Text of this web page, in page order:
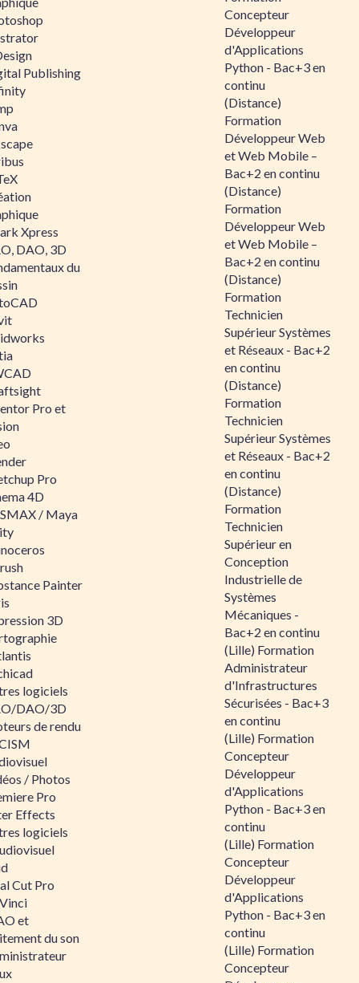
Publishing
Xpress
DAO, 3D
du
Pro et
Pro
4D
/ Maya
Painter
3D
logiciels
DAO/3D
de rendu
/ Photos
Pro
Effects
logiciels
Cut Pro
et
du son
Concepteur
Développeur
d'Applications
Python - Bac+3 en
continu
(Distance)
Formation
Développeur Web
et Web Mobile –
Bac+2 en continu
(Distance)
Formation
Développeur Web
et Web Mobile –
Bac+2 en continu
(Distance)
Formation
Technicien
Supérieur Systèmes
et Réseaux - Bac+2
en continu
(Distance)
Formation
Technicien
Supérieur Systèmes
et Réseaux - Bac+2
en continu
(Distance)
Formation
Technicien
Supérieur en
Conception
Industrielle de
Systèmes
Mécaniques -
Bac+2 en continu
(Lille) Formation
Administrateur
d'Infrastructures
Sécurisées - Bac+3
en continu
(Lille) Formation
Concepteur
Développeur
d'Applications
Python - Bac+3 en
continu
(Lille) Formation
Concepteur
Développeur
d'Applications
Python - Bac+3 en
continu
(Lille) Formation
Concepteur